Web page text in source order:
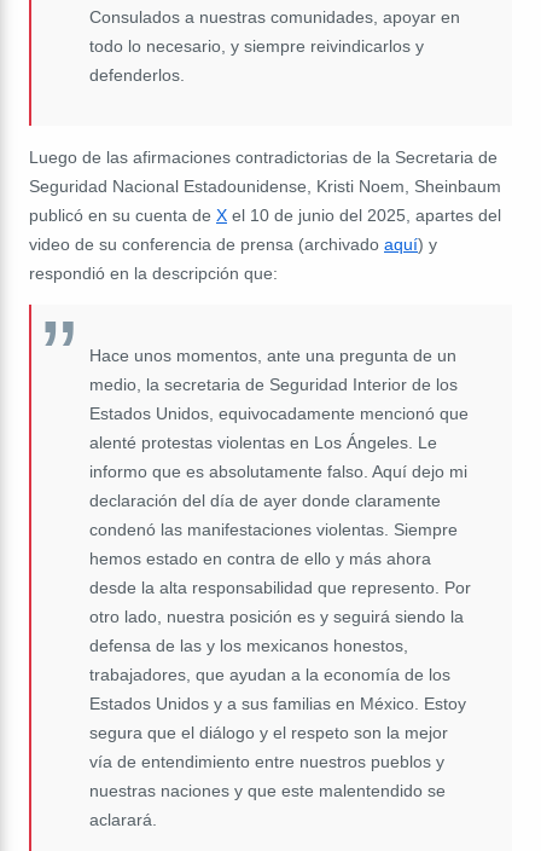
Consulados a nuestras comunidades, apoyar en
todo lo necesario, y siempre reivindicarlos y
defenderlos.
Luego de las afirmaciones contradictorias de la Secretaria de
Seguridad Nacional Estadounidense, Kristi Noem, Sheinbaum
publicó en su cuenta de X el 10 de junio del 2025, apartes del
video de su conferencia de prensa (archivado aquí) y
respondió en la descripción que:
Hace unos momentos, ante una pregunta de un
medio, la secretaria de Seguridad Interior de los
Estados Unidos, equivocadamente mencionó que
alenté protestas violentas en Los Ángeles. Le
informo que es absolutamente falso. Aquí dejo mi
declaración del día de ayer donde claramente
condenó las manifestaciones violentas. Siempre
hemos estado en contra de ello y más ahora
desde la alta responsabilidad que represento. Por
otro lado, nuestra posición es y seguirá siendo la
defensa de las y los mexicanos honestos,
trabajadores, que ayudan a la economía de los
Estados Unidos y a sus familias en México. Estoy
segura que el diálogo y el respeto son la mejor
vía de entendimiento entre nuestros pueblos y
nuestras naciones y que este malentendido se
aclarará.